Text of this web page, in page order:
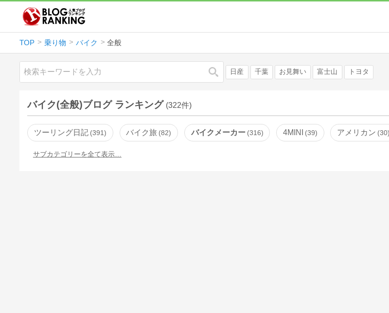
TOP 乗り物 バイク 全般
検索 日産 千葉 お見舞い 富士山 トヨタ
バイク(全般)ブログ ランキング (322件)
ツーリング日記 391 バイク旅 82 バイクメーカー 316 4MINI 39 アメリカン 30
サブカテゴリーを全て表示…